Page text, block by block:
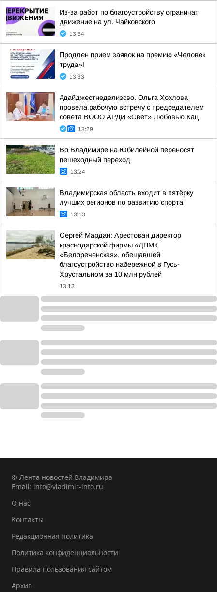
Из-за работ по благоустройству ограничат
движение на ул. Чайковского
13:34
Продлен прием заявок на премию «Человек
труда»!
13:33
#дайджестнеделизсво. Ольга Хохлова
провела рабочую встречу с председателем
совета ВООО АРДИ «Свет» Любовью Кац
13:29
Во Владимире на Юбилейной переносят
пешеходный переход
13:24
Владимирская область входит в пятёрку
лучших регионов по развитию спорта
13:13
Сергей Мардан: Арестован директор
краснодарской фирмы «ДПМК
«Белореченская», обещавшей
благоустройство набережной в Гусь-
Хрустальном за 10 млн рублей
13:13
© Лента новостей Владимира
Email: info@vladimir-info.ru
О нас
Контакты
Редакционная политика
Политика конфиденциальности
Правила пользования сайтом
Архив